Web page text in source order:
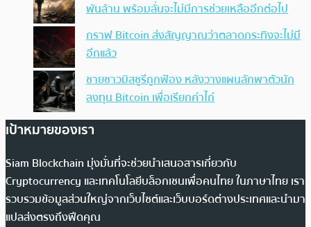
พันล้าน พร้อมลั่นจะไม่มีการช่วยเหลืออีกต่อไป
กราฟ Bitcoin ส่งสัญญาณว่าตลาดกระทิงจะไม่มี
อีกแล้ว
ชายชาวมิสซูรีถูกฟ้อง หลังวางแผนลักพาตัวนัก
ลงทุน Bitcoin เพื่อเรียกค่าไถ่
เป้าหมายของเรา
Siam Blockchain มุ่งมั่นที่จะช่วยนำเสนอสารเกี่ยวกับ
Cryptocurrency และเทคโนโลยีบล็อกเชนเพื่อคนไทย ในภาษาไทย เรา
รวบรวมข้อมูลส่วนใหญ่จากเว็บไซต์และเว็บบอร์ดต่างประเทศและนำมา
แปลส่งตรงถึงฟีดคุณ